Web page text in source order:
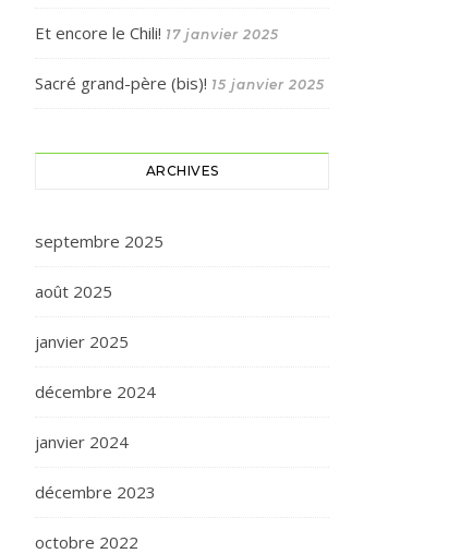
Et encore le Chili! 17 janvier 2025
Sacré grand-père (bis)! 15 janvier 2025
ARCHIVES
septembre 2025
août 2025
janvier 2025
décembre 2024
janvier 2024
décembre 2023
octobre 2022